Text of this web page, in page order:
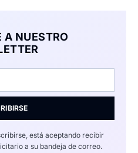
A NUESTRO
está aceptando recibir
a su bandeja de correo.